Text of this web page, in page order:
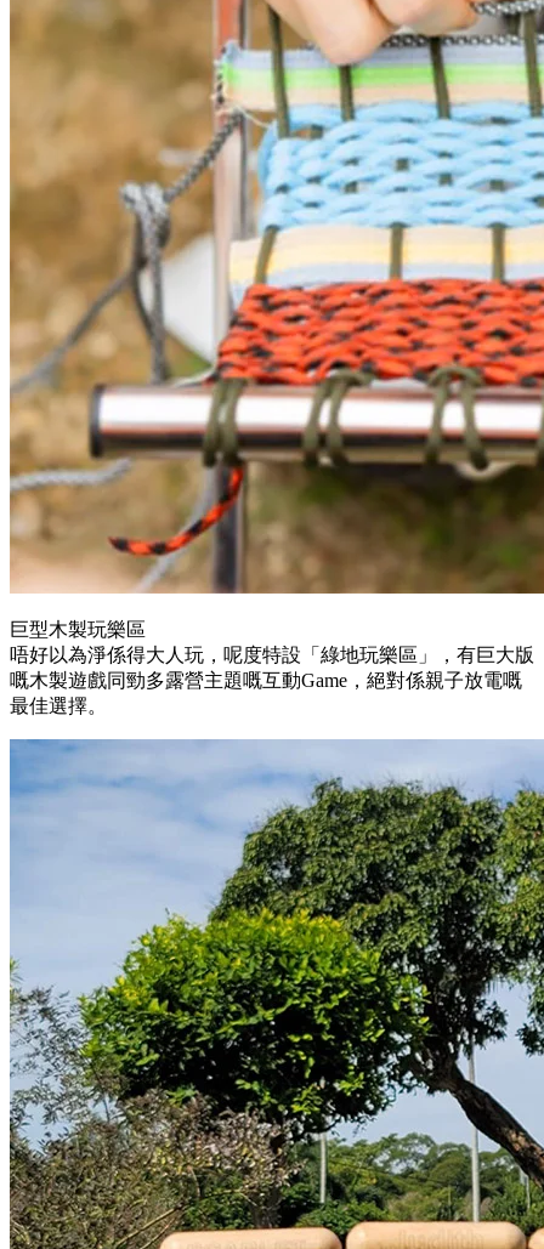
巨型木製玩樂區
唔好以為淨係得大人玩，呢度特設「綠地玩樂區」，有巨大版
嘅木製遊戲同勁多露營主題嘅互動Game，絕對係親子放電嘅